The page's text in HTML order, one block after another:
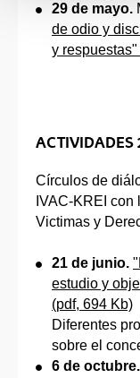
29 de mayo.
de odio y
y
ACTIVIDADES
Círculos de
IVAC-KREI
Victimas y
21 de junio.
estudio y
(pdf, 694 Kb)
Diferentes
sobre el
6 de octubre.